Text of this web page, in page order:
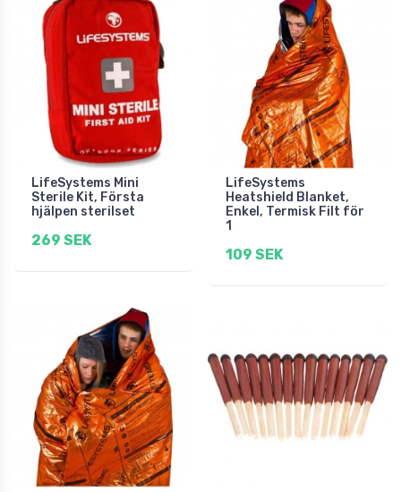
LifeSystems Mini
Sterile Kit, Första
hjälpen sterilset
269 SEK
LifeSystems
Heatshield Blanket,
Enkel, Termisk Filt för
1
109 SEK